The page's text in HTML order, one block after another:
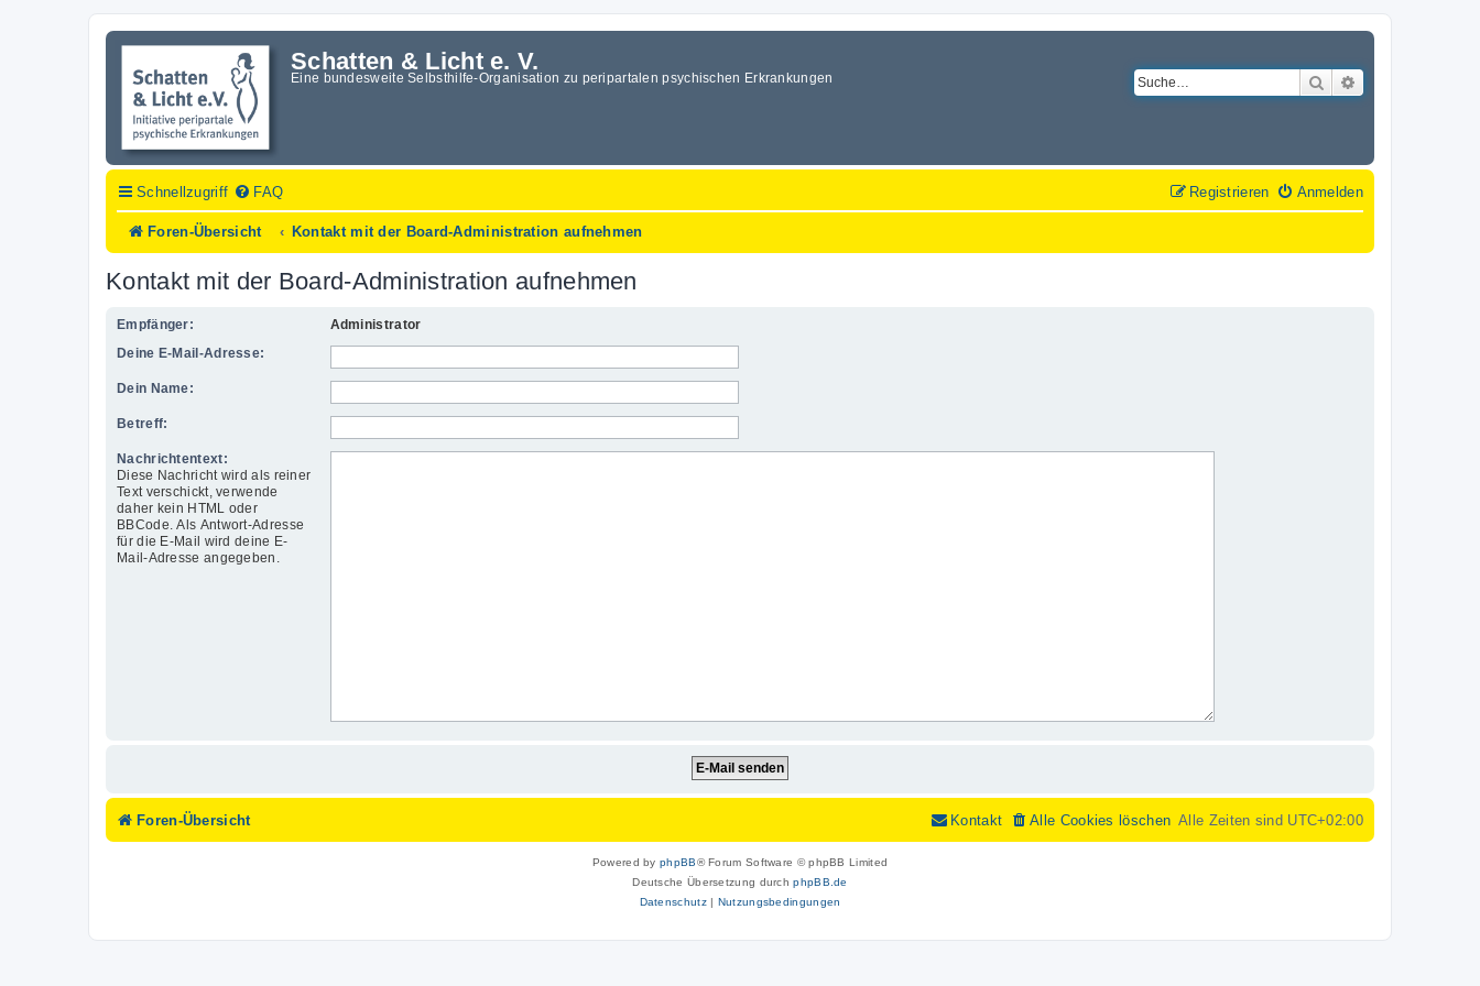
Schatten & Licht e. V.
Eine bundesweite Selbsthilfe-Organisation zu peripartalen psychischen Erkrankungen Suche
Schnellzugriff FAQ Anmelden
Registrieren
Foren-Übersicht Kontakt mit der Board-Administration aufnehmen
Kontakt mit der Board-Administration aufnehmen
Empfänger:
Administrator
Deine E-Mail-Adresse:
Dein Name:
Betreff:
Nachrichtentext:
Diese Nachricht wird als reiner
Text verschickt, verwende
daher kein HTML oder
BBCode. Als Antwort-Adresse
für die E-Mail wird deine E-
Mail-Adresse angegeben.
Foren-Übersicht Alle Zeiten sind UTC+02:00
Alle Cookies löschen
Kontakt
Powered byphpBB® Forum Software © phpBB Limited
Deutsche Übersetzung durchphpBB.de
Datenschutz| Nutzungsbedingungen